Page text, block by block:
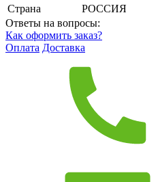
Страна
РОССИЯ
Ответы на вопросы:
Как оформить заказ?
Оплата Доставка